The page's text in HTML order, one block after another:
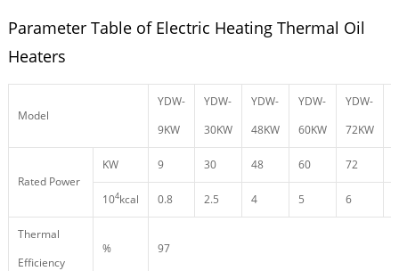
Parameter Table of Electric Heating Thermal Oil
Heaters
Model
YDW-
9KW
YDW-
30KW
YDW-
48KW
YDW-
60KW
YDW-
72KW
Rated Power
KW 9 30 48 60 72
104kcal 0.8 2.5 4 5 6
Thermal
Efficiency
% 97